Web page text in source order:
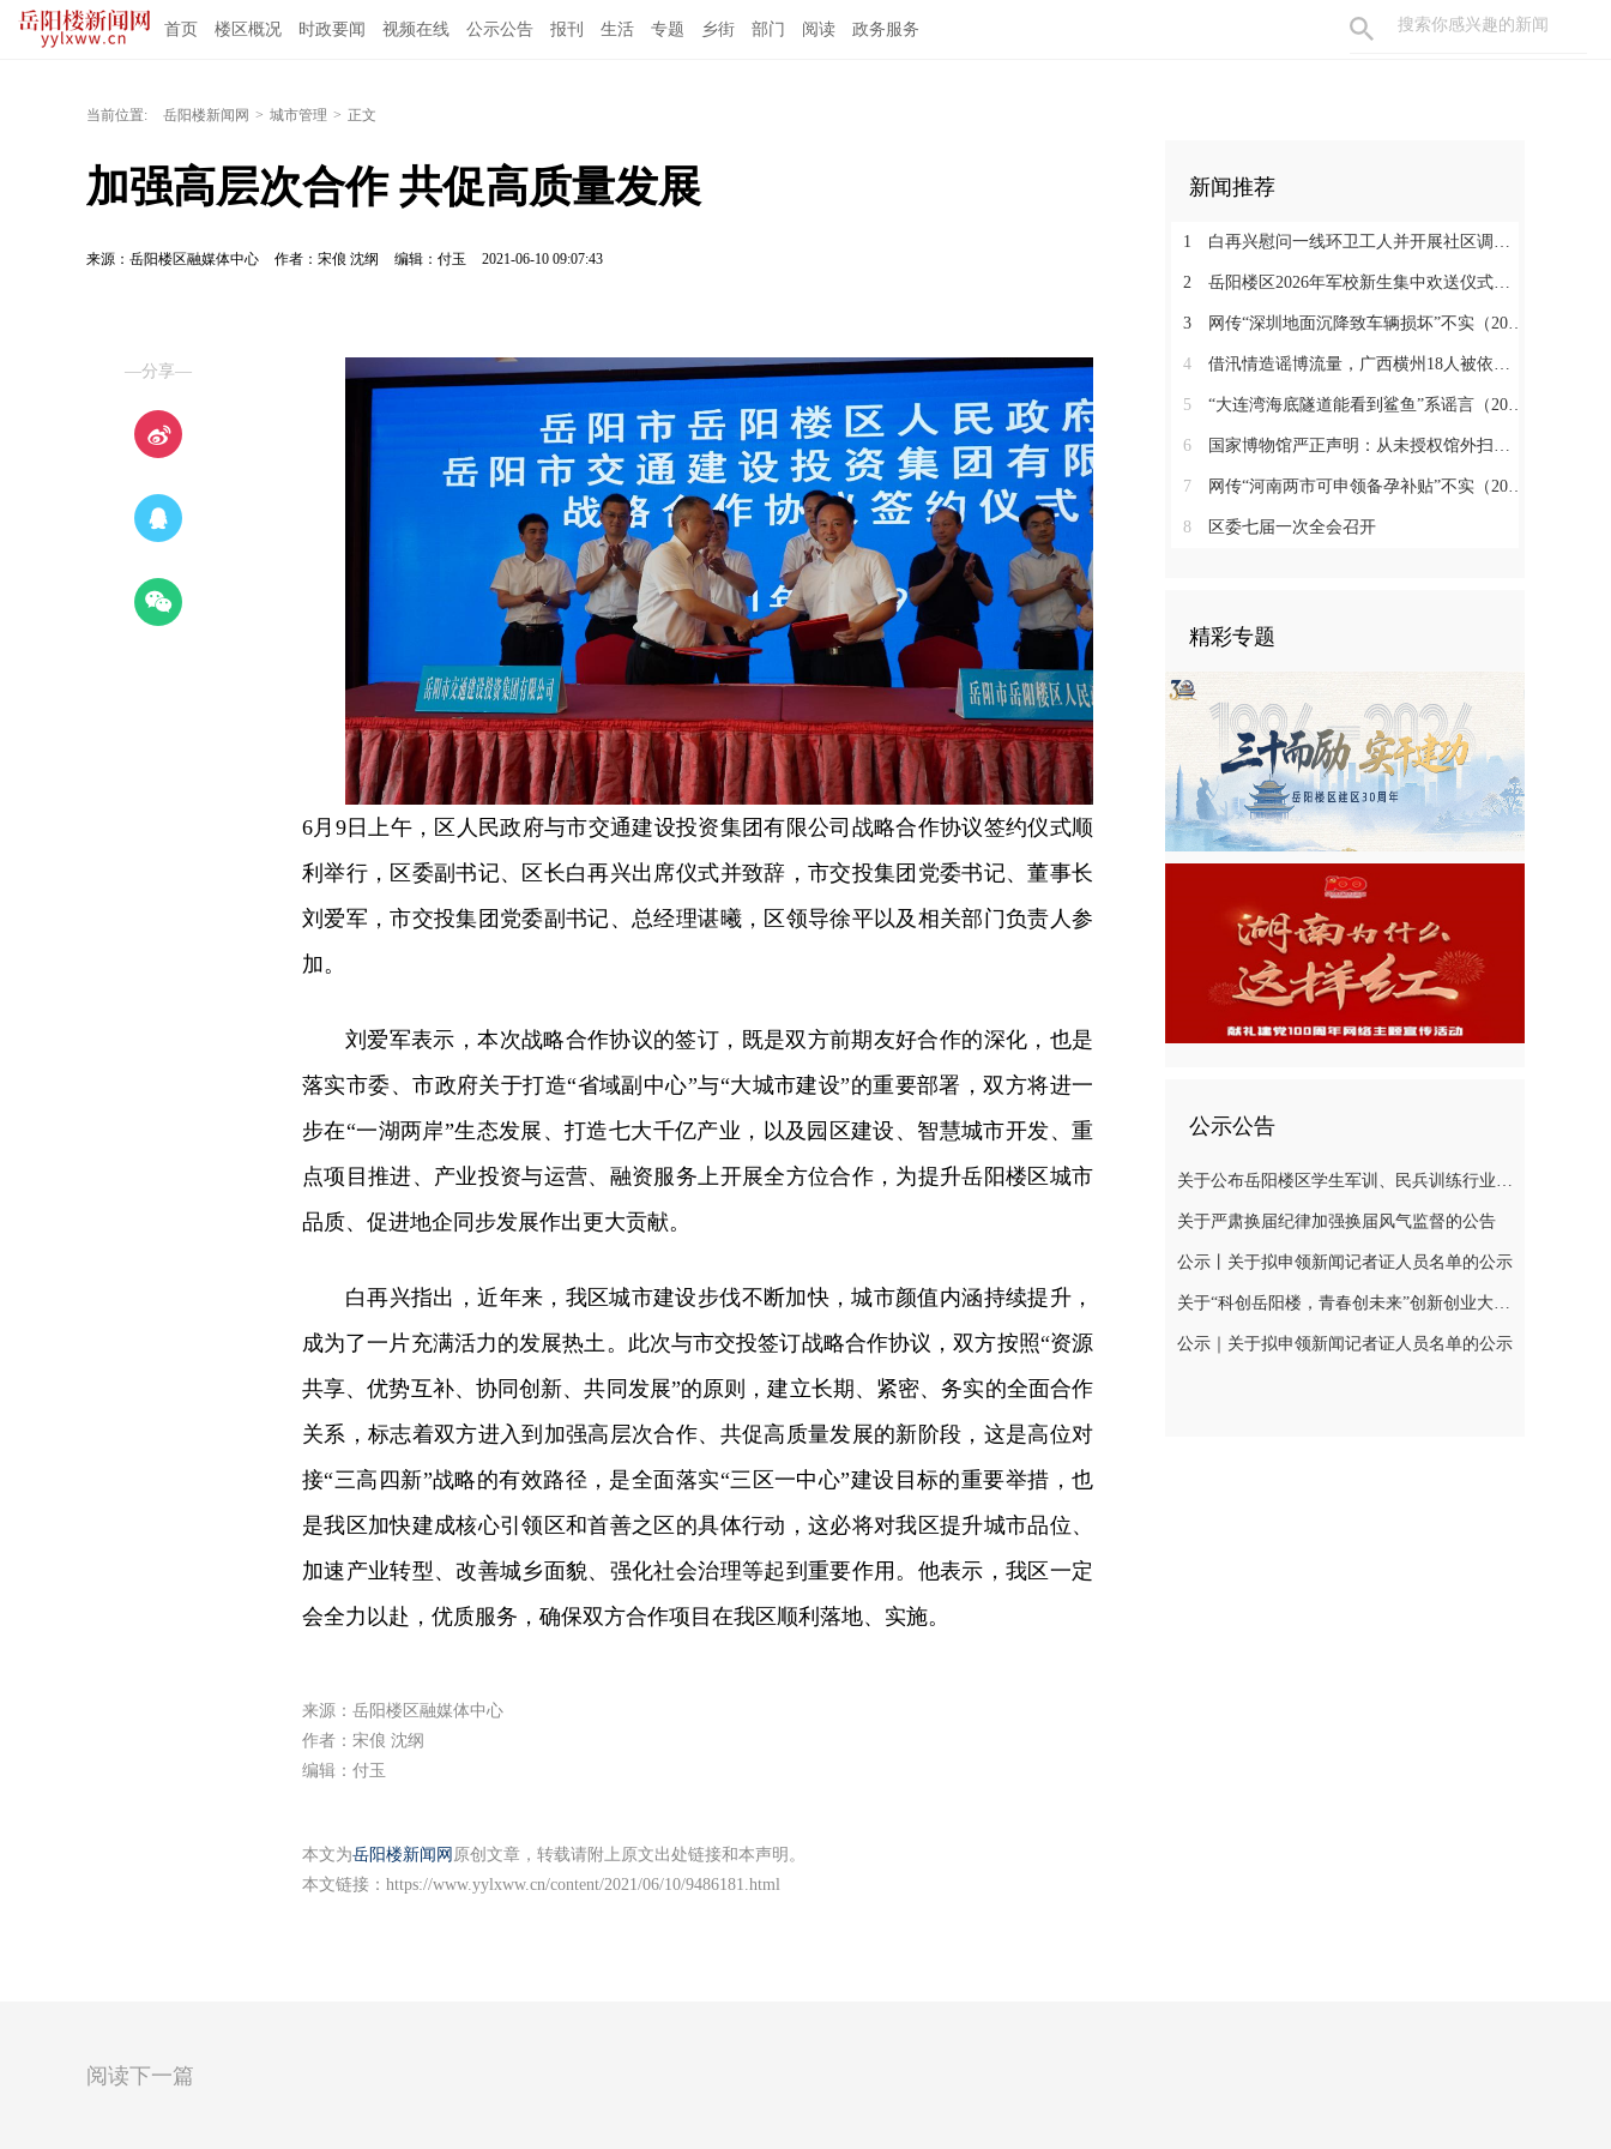
首页 楼区概况 时政要闻 视频在线 公示公告 报刊 生活 专题 乡街 部门 阅读 政务服务
当前位置: 岳阳楼新闻网 > 城市管理 > 正文
加强高层次合作 共促高质量发展
来源：岳阳楼区融媒体中心 作者：宋俍 沈纲 编辑：付玉 2021-06-10 09:07:43
—分享—
6月9日上午，区人民政府与市交通建设投资集团有限公司战略合作协议签约仪式顺
利举行，区委副书记、区长白再兴出席仪式并致辞，市交投集团党委书记、董事长
刘爱军，市交投集团党委副书记、总经理谌曦，区领导徐平以及相关部门负责人参
加。
刘爱军表示，本次战略合作协议的签订，既是双方前期友好合作的深化，也是
落实市委、市政府关于打造“省域副中心”与“大城市建设”的重要部署，双方将进一
步在“一湖两岸”生态发展、打造七大千亿产业，以及园区建设、智慧城市开发、重
点项目推进、产业投资与运营、融资服务上开展全方位合作，为提升岳阳楼区城市
品质、促进地企同步发展作出更大贡献。
白再兴指出，近年来，我区城市建设步伐不断加快，城市颜值内涵持续提升，
成为了一片充满活力的发展热土。此次与市交投签订战略合作协议，双方按照“资源
共享、优势互补、协同创新、共同发展”的原则，建立长期、紧密、务实的全面合作
关系，标志着双方进入到加强高层次合作、共促高质量发展的新阶段，这是高位对
接“三高四新”战略的有效路径，是全面落实“三区一中心”建设目标的重要举措，也
是我区加快建成核心引领区和首善之区的具体行动，这必将对我区提升城市品位、
加速产业转型、改善城乡面貌、强化社会治理等起到重要作用。他表示，我区一定
会全力以赴，优质服务，确保双方合作项目在我区顺利落地、实施。
来源：岳阳楼区融媒体中心
作者：宋俍 沈纲
编辑：付玉
本文为岳阳楼新闻网 原创文章，转载请附上原文出处链接和本声明。
本文链接： https://www.yylxww.cn/content/2021/06/10/9486181.html
新闻推荐
1 白再兴慰问一线环卫工人并开展社区调研工作
2 岳阳楼区2026年军校新生集中欢送仪式举行
3 网传“深圳地面沉降致车辆损坏”不实（2026·08·06）
4 借汛情造谣博流量，广西横州18人被依法查处（2026·08·05）
5 “大连湾海底隧道能看到鲨鱼”系谣言（2026·08·04）
6 国家博物馆严正声明：从未授权馆外扫码（2026·08·03）
7 网传“河南两市可申领备孕补贴”不实（2026·07·31）
8 区委七届一次全会召开
精彩专题
公示公告
关于公布岳阳楼区学生军训、民兵训练行业领域监督举报电话的公告
关于严肃换届纪律加强换届风气监督的公告
公示丨关于拟申领新闻记者证人员名单的公示
关于“科创岳阳楼，青春创未来”创新创业大赛网评结果公示及现场初赛有关事项的通知
公示｜关于拟申领新闻记者证人员名单的公示
阅读下一篇